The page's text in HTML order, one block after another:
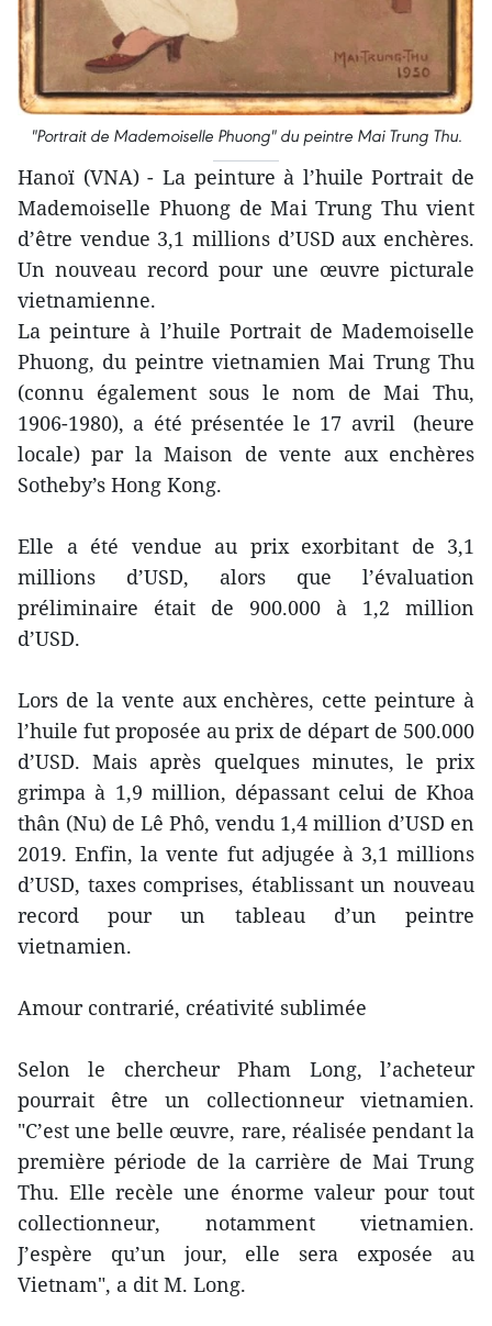
"Portrait de Mademoiselle Phuong" du peintre Mai Trung Thu.
Hanoï (VNA) - La peinture à l’huile Portrait de
Mademoiselle Phuong de Mai Trung Thu vient
d’être vendue 3,1 millions d’USD aux enchères.
Un nouveau record pour une œuvre picturale
vietnamienne.
La peinture à l’huile Portrait de Mademoiselle
Phuong, du peintre vietnamien Mai Trung Thu
(connu également sous le nom de Mai Thu,
1906-1980), a été présentée le 17 avril (heure
locale) par la Maison de vente aux enchères
Sotheby’s Hong Kong.
Elle a été vendue au prix exorbitant de 3,1
millions d’USD, alors que l’évaluation
préliminaire était de 900.000 à 1,2 million
d’USD.
Lors de la vente aux enchères, cette peinture à
l’huile fut proposée au prix de départ de 500.000
d’USD. Mais après quelques minutes, le prix
grimpa à 1,9 million, dépassant celui de Khoa
thân (Nu) de Lê Phô, vendu 1,4 million d’USD en
2019. Enfin, la vente fut adjugée à 3,1 millions
d’USD, taxes comprises, établissant un nouveau
record pour un tableau d’un peintre
vietnamien.
Amour contrarié, créativité sublimée
Selon le chercheur Pham Long, l’acheteur
pourrait être un collectionneur vietnamien.
"C’est une belle œuvre, rare, réalisée pendant la
première période de la carrière de Mai Trung
Thu. Elle recèle une énorme valeur pour tout
collectionneur, notamment vietnamien.
J’espère qu’un jour, elle sera exposée au
Vietnam", a dit M. Long.